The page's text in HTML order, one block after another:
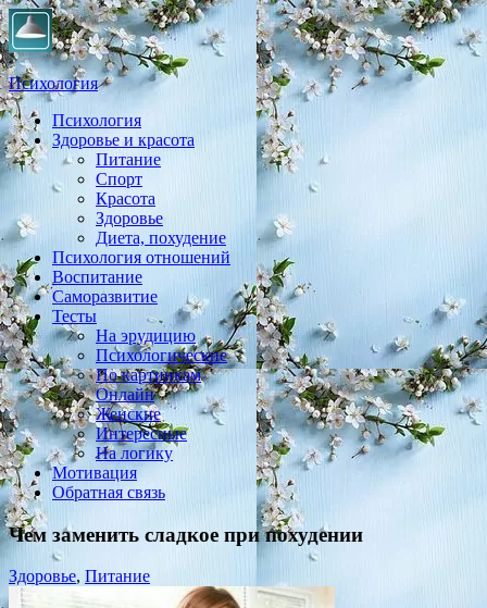
Психология
Практическая психология, личностный рост, экология,
здоровье, воспитание,
Психология
Здоровье и красота
Питание
Спорт
Красота
Здоровье
Диета, похудение
Психология отношений
Воспитание
Саморазвитие
Тесты
На эрудицию
Психологические
По картинкам
Онлайн
Женские
Интересные
На логику
Мотивация
Обратная связь
Чем заменить сладкое при похудении
Здоровье, Питание